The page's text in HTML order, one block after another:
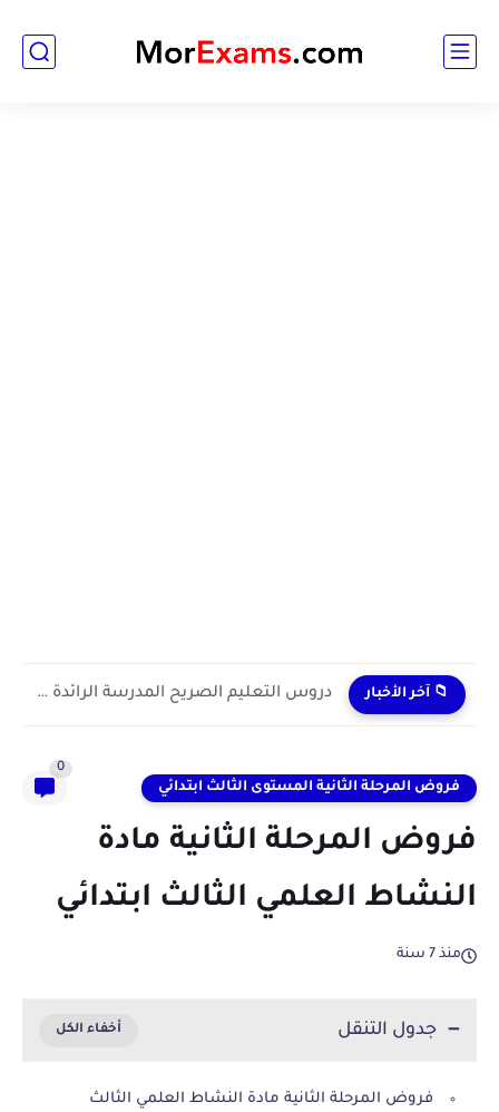
📁 آخر الأخبار دروس التعليم الصريح المدرسة الرائدة 2024/2025 enseignement explicite
فروض المرحلة الثانية المستوى الثالث ابتدائي
0
فروض المرحلة الثانية مادة
النشاط العلمي الثالث ابتدائي
منذ 7 سنة
جدول التنقل
فروض المرحلة الثانية مادة النشاط العلمي الثالث